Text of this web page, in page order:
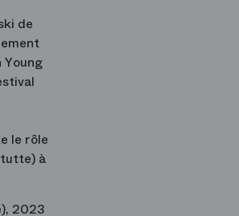
de
Young
le rôle
à
2023